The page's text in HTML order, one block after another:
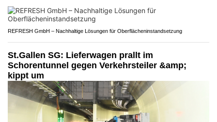
REFRESH GmbH – Nachhaltige Lösungen für Oberflächeninstandsetzung
St.Gallen SG: Lieferwagen prallt im
Schorentunnel gegen Verkehrsteiler &amp;
kippt um